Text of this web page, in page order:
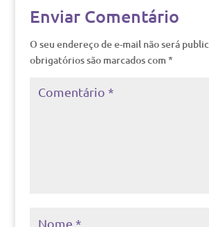
Enviar Comentário
O seu endereço de e-mail não será
obrigatórios são marcados com *